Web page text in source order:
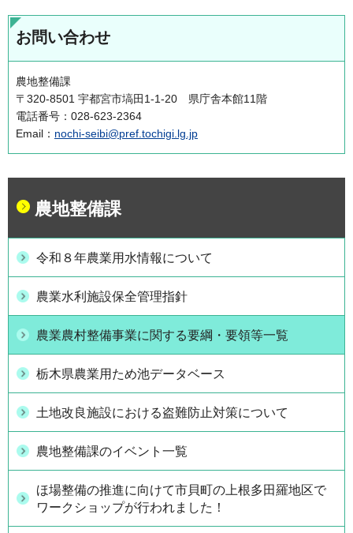
お問い合わせ
農地整備課
〒320-8501 宇都宮市塙田1-1-20 県庁舎本館11階
電話番号：028-623-2364
Email： nochi-seibi@pref.tochigi.lg.jp
農地整備課
令和８年農業用水情報について
農業水利施設保全管理指針
農業農村整備事業に関する要綱・要領等一覧
栃木県農業用ため池データベース
土地改良施設における盗難防止対策について
農地整備課のイベント一覧
ほ場整備の推進に向けて市貝町の上根多田羅地区で
ワークショップが行われました！